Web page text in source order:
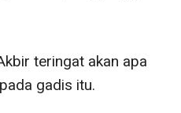
teringat akan apa
gadis itu.